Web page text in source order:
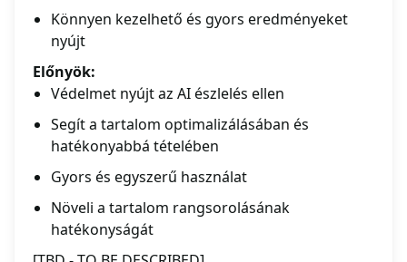
Könnyen kezelhető és gyors eredményeket
nyújt
Előnyök:
Védelmet nyújt az AI észlelés ellen
Segít a tartalom optimalizálásában és
hatékonyabbá tételében
Gyors és egyszerű használat
Növeli a tartalom rangsorolásának
hatékonyságát